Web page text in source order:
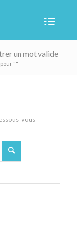
un mot valide
""
vous